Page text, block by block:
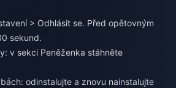
> Odhlásit se. Před opětovným
sekund.
v sekci Peněženka stáhněte
odinstalujte a znovu nainstalujte